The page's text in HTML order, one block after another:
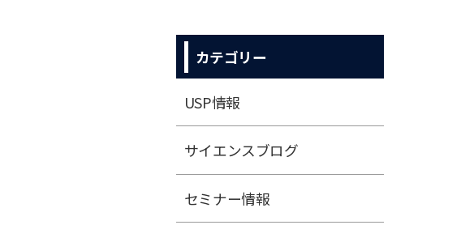
カテゴリー
USP情報
サイエンスブログ
セミナー情報